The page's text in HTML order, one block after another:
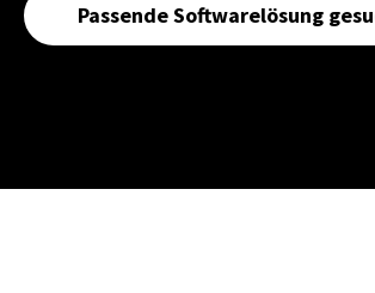
Passende Softwarelösung